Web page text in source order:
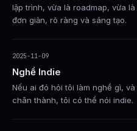
lập trình, vừa là roadmap, vừa
đơn giản, rõ ràng và sáng tạo.
2025-11-09
Nghề Indie
Nếu ai đó hỏi tôi làm nghề gì,
chân thành, tôi có thể nói indie.